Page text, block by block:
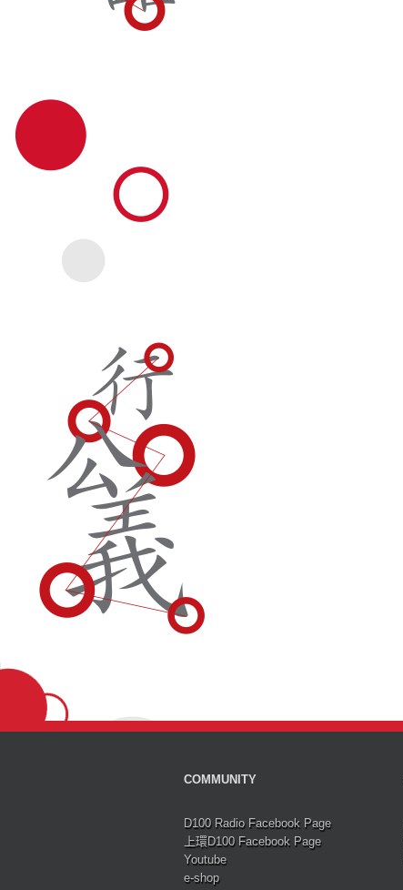
COMMUNITY
D100 Radio Facebook Page
上環D100 Facebook Page
Youtube
e-shop